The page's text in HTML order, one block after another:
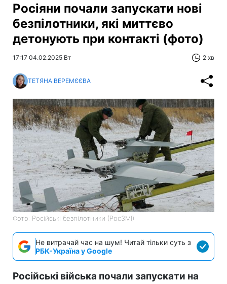
Росіяни почали запускати нові
безпілотники, які миттєво
детонують при контакті (фото)
17:17 04.02.2025 Вт 2 хв
ТЕТЯНА ВЕРЕМЄЄВА
Фото: Російські безпілотники (РосЗМІ)
Не витрачай час на шум! Читай тільки суть з
РБК-Україна у Google
Російські війська почали запускати на